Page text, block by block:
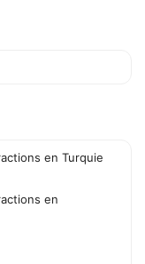
en Turquie
en